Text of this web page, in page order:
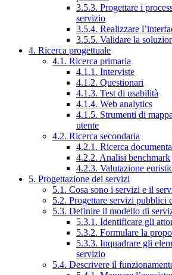
3.5.3. Progettare i
servizio
3.5.4. Realizzare
3.5.5. Validare la
4. Ricerca progettuale
4.1. Ricerca primaria
4.1.1. Interviste
4.1.2. Questionari
4.1.3. Test di usabilità
4.1.4. Web analytics
4.1.5. Strumenti di
utente
4.2. Ricerca secondaria
4.2.1. Ricerca
4.2.2. Analisi benchmark
4.2.3. Valutazione
5. Progettazione dei servizi
5.1. Cosa sono i servizi e il
5.2. Progettare servizi pubblici
5.3. Definire il modello di
5.3.1. Identificare gli
5.3.2. Formulare la
5.3.3. Inquadrare gli
servizio
5.4. Descrivere il